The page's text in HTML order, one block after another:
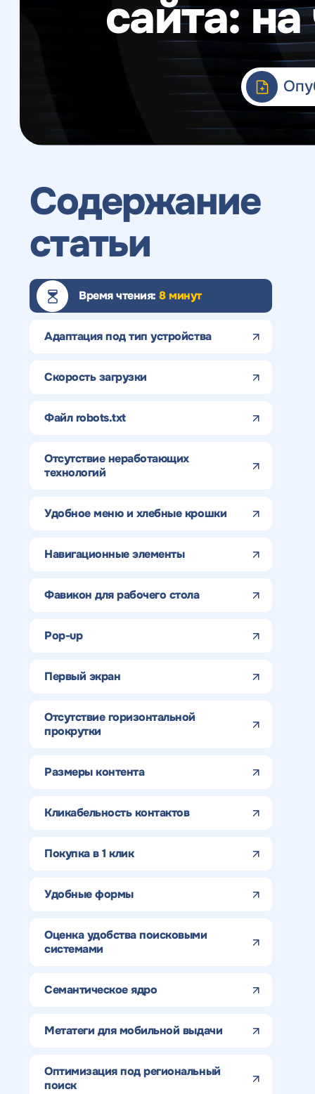
Веб-аналитика
сайта:
Содержание
статьи
Время чтения:8 минут
Адаптация под тип устройства
Скорость загрузки
Файл robots.txt
Отсутствие неработающих
технологий
Удобное меню и хлебные крошки
Навигационные элементы
Фавикон для рабочего стола
Pop-up
Первый экран
Отсутствие горизонтальной
прокрутки
Размеры контента
Кликабельность контактов
Покупка в 1 клик
Удобные формы
Оценка удобства поисковыми
системами
Семантическое ядро
Метатеги для мобильной выдачи
Оптимизация под региональный
поиск
Получить
предложение
Получить
предложение
по тарифу
Получить
качественный
SEO - аудит
мы даем структуру
Отклик на